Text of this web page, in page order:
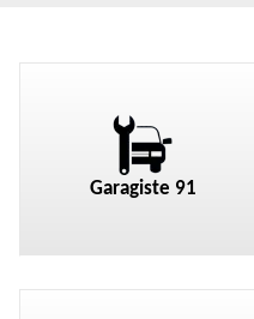
Garagiste 91